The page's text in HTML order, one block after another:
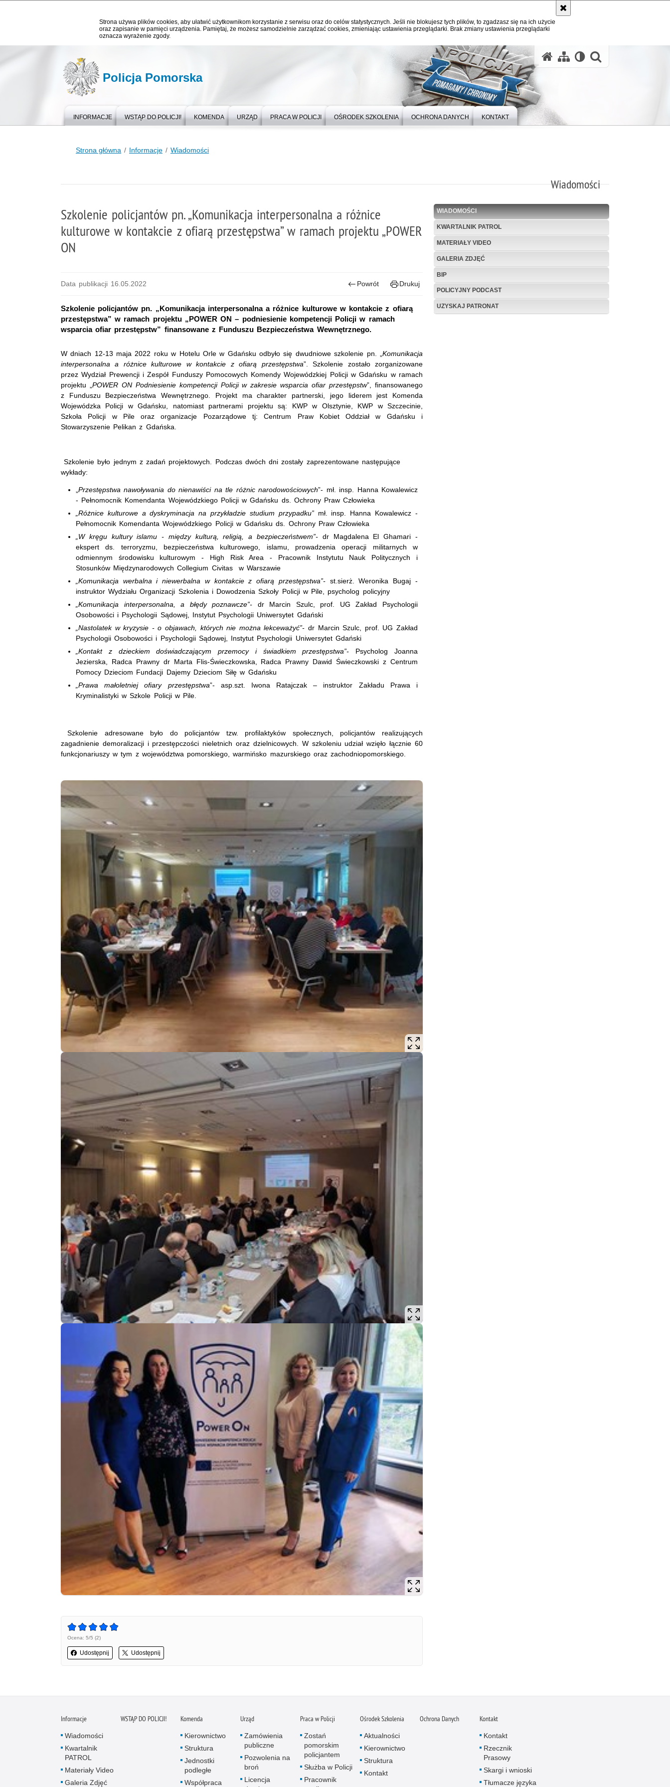
Strona używa plików cookies, aby ułatwić użytkownikom korzystanie z serwisu oraz do celów statystycznych. Jeśli nie blokujesz tych plików, to zgadzasz się na ich użycie
oraz zapisanie w pamięci urządzenia. Pamiętaj, że możesz samodzielnie zarządzać cookies, zmieniając ustawienia przeglądarki. Brak zmiany ustawienia przeglądarki
oznacza wyrażenie zgody.
Policja Pomorska
INFORMACJE WSTĄP DO POLICJI! KOMENDA URZĄD PRACA W POLICJI OŚRODEK SZKOLENIA OCHRONA DANYCH KONTAKT
Strona główna Informacje Wiadomości
Wiadomości
WIADOMOŚCI
KWARTALNIK PATROL
MATERIAŁY VIDEO
GALERIA ZDJĘĆ
BIP
POLICYJNY PODCAST
UZYSKAJ PATRONAT
Szkolenie policjantów pn. „Komunikacja interpersonalna a różnice
kulturowe w kontakcie z ofiarą przestępstwa” w ramach projektu „POWER
ON
Data publikacji 16.05.2022 Powrót Drukuj
Szkolenie policjantów pn. „Komunikacja interpersonalna a różnice kulturowe w kontakcie z ofiarą
przestępstwa” w ramach projektu „POWER ON – podniesienie kompetencji Policji w ramach
wsparcia ofiar przestępstw” finansowane z Funduszu Bezpieczeństwa Wewnętrznego.
W dniach 12-13 maja 2022 roku w Hotelu Orle w Gdańsku odbyło się dwudniowe szkolenie pn. „Komunikacja
interpersonalna a różnice kulturowe w kontakcie z ofiarą przestępstwa”. Szkolenie zostało zorganizowane
przez Wydział Prewencji i Zespół Funduszy Pomocowych Komendy Wojewódzkiej Policji w Gdańsku w ramach
projektu „POWER ON Podniesienie kompetencji Policji w zakresie wsparcia ofiar przestępstw”, finansowanego
z Funduszu Bezpieczeństwa Wewnętrznego. Projekt ma charakter partnerski, jego liderem jest Komenda
Wojewódzka Policji w Gdańsku, natomiast partnerami projektu są: KWP w Olsztynie, KWP w Szczecinie,
Szkoła Policji w Pile oraz organizacje Pozarządowe tj: Centrum Praw Kobiet Oddział w Gdańsku i
Stowarzyszenie Pelikan z Gdańska.
Szkolenie było jednym z zadań projektowych. Podczas dwóch dni zostały zaprezentowane następujące
wykłady:
„Przestępstwa nawoływania do nienawiści na tle różnic narodowościowych”- mł. insp. Hanna Kowalewicz
- Pełnomocnik Komendanta Wojewódzkiego Policji w Gdańsku ds. Ochrony Praw Człowieka
„Różnice kulturowe a dyskryminacja na przykładzie studium przypadku”mł. insp. Hanna Kowalewicz -
Pełnomocnik Komendanta Wojewódzkiego Policji w Gdańsku ds. Ochrony Praw Człowieka
„W kręgu kultury islamu - między kulturą, religią, a bezpieczeństwem”- dr Magdalena El Ghamari -
ekspert ds. terroryzmu, bezpieczeństwa kulturowego, islamu, prowadzenia operacji militarnych w
odmiennym środowisku kulturowym - High Risk Area - Pracownik Instytutu Nauk Politycznych i
Stosunków Międzynarodowych Collegium Civitas w Warszawie
„Komunikacja werbalna i niewerbalna w kontakcie z ofiarą przestępstwa”- st.sierż. Weronika Bugaj -
instruktor Wydziału Organizacji Szkolenia i Dowodzenia Szkoły Policji w Pile, psycholog policyjny
„Komunikacja interpersonalna, a błędy poznawcze”- dr Marcin Szulc, prof. UG Zakład Psychologii
Osobowości i Psychologii Sądowej, Instytut Psychologii Uniwersytet Gdański
„Nastolatek w kryzysie - o objawach, których nie można lekceważyć”- dr Marcin Szulc, prof. UG Zakład
Psychologii Osobowości i Psychologii Sądowej, Instytut Psychologii Uniwersytet Gdański
„Kontakt z dzieckiem doświadczającym przemocy i świadkiem przestępstwa”- Psycholog Joanna
Jezierska, Radca Prawny dr Marta Flis-Świeczkowska, Radca Prawny Dawid Świeczkowski z Centrum
Pomocy Dzieciom Fundacji Dajemy Dzieciom Siłę w Gdańsku
„Prawa małoletniej ofiary przestępstwa”- asp.szt. Iwona Ratajczak – instruktor Zakładu Prawa i
Kryminalistyki w Szkole Policji w Pile.
Szkolenie adresowane było do policjantów tzw. profilaktyków społecznych, policjantów realizujących
zagadnienie demoralizacji i przestępczości nieletnich oraz dzielnicowych. W szkoleniu udział wzięło łącznie 60
funkcjonariuszy w tym z województwa pomorskiego, warmińsko mazurskiego oraz zachodniopomorskiego.
Ocena: 5/5 (2)
Udostępnij Udostępnij
Informacje
Wiadomości
Kwartalnik
PATROL
Materiały Video
Galeria Zdjęć
WSTĄP DO POLICJI! Komenda
Kierownictwo
Struktura
Jednostki
podległe
Współpraca
Urząd
Zamówienia
publiczne
Pozwolenia na
broń
Licencja
Praca w Policji
Zostań
pomorskim
policjantem
Służba w Policji
Pracownik
Ośrodek Szkolenia
Aktualności
Kierownictwo
Struktura
Kontakt
Ochrona Danych Kontakt
Kontakt
Rzecznik
Prasowy
Skargi i wnioski
Tłumacze języka